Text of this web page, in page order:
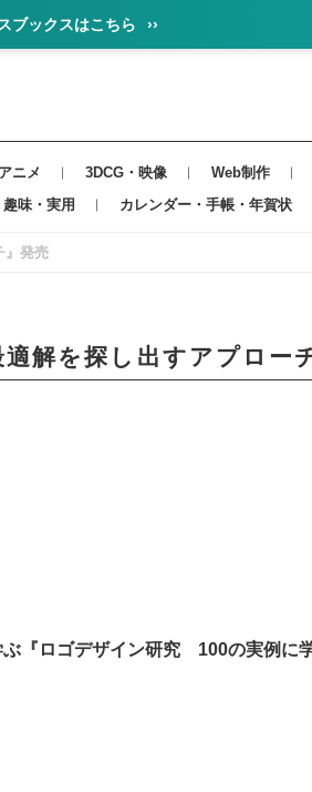
ブックスはこちら ››
ニメ 3DCG・映像 Web制作
味・実用 カレンダー・手帳・年賀状
』発売
解を探し出すアプロー
『ロゴデザイン研究 100の実例に